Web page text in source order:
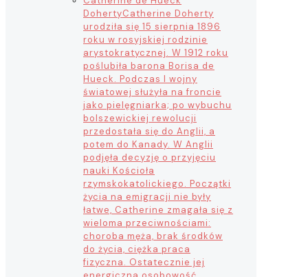
DohertyCatherine Doherty
urodziła się 15 sierpnia 1896
roku w rosyjskiej rodzinie
arystokratycznej. W 1912 roku
poślubiła barona Borisa de
Hueck. Podczas I wojny
światowej służyła na froncie
jako pielęgniarka; po wybuchu
bolszewickiej rewolucji
przedostała się do Anglii, a
potem do Kanady. W Anglii
podjęła decyzję o przyjęciu
nauki Kościoła
rzymskokatolickiego. Początki
życia na emigracji nie były
łatwe, Catherine zmagała się z
wieloma przeciwnościami:
choroba męża, brak środków
do życia, ciężka praca
fizyczna. Ostatecznie jej